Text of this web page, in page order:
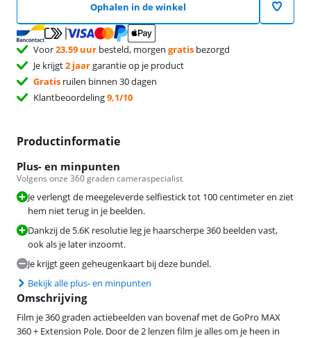
Ophalen in de winkel
Voor23.59 uur besteld, morgen gratis bezorgd
Je krijgt2 jaargarantie op je product
Gratis ruilen binnen 30 dagen
Klantbeoordeling9,1/10
Productinformatie
Plus- en minpunten
Volgens onze 360 graden cameraspecialist
Je verlengt de meegeleverde selfiestick tot 100 centimeter en ziet
hem niet terug in je beelden.
Dankzij de 5.6K resolutie leg je haarscherpe 360 beelden vast,
ook als je later inzoomt.
Je krijgt geen geheugenkaart bij deze bundel.
Bekijk alle plus- en minpunten
Omschrijving
Film je 360 graden actiebeelden van bovenaf met de GoPro MAX
360 + Extension Pole. Door de 2 lenzen film je alles om je heen in